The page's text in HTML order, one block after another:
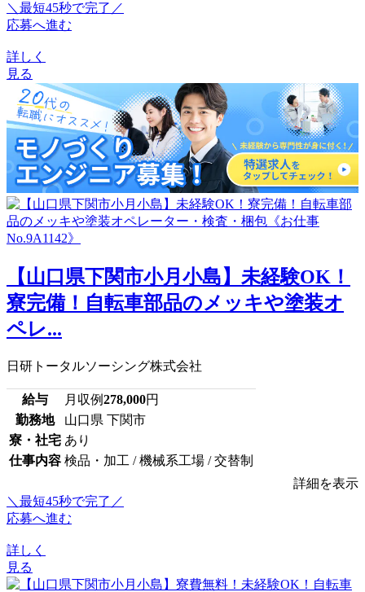
＼最短45秒で完了／
応募へ進む
詳しく
見る
【山口県下関市小月小島】未経験OK！
寮完備！自転車部品のメッキや塗装オ
ペレ...
日研トータルソーシング株式会社
給与 月収例278,000円
勤務地
山口県 下関市
寮・社宅 あり
仕事内容 検品・加工 / 機械系工場 / 交替制
詳細を表示
＼最短45秒で完了／
応募へ進む
詳しく
見る